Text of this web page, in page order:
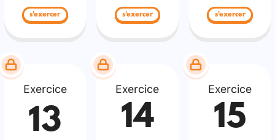
s'exercer s'exercer s'exercer
Exercice
13
Exercice
14
Exercice
15